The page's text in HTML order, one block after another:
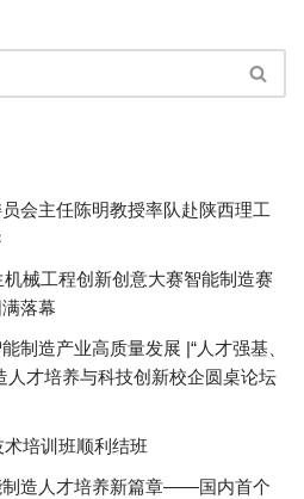
会主任陈明教授率队赴陕西理工
械工程创新创意大赛智能制造赛
落幕
制造产业高质量发展 |“人才强基、
人才培养与科技创新校企圆桌论坛
培训班顺利结班
制造人才培养新篇章——国内首个